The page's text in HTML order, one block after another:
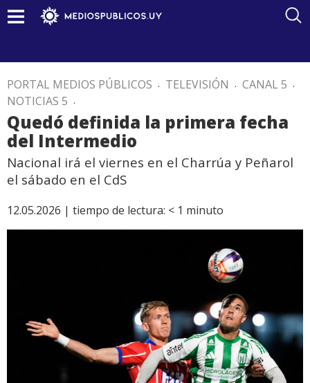
PORTAL MEDIOS PÚBLICOS . TELEVISIÓN . CANAL 5 .
NOTICIAS 5 .
Quedó definida la primera fecha
del Intermedio
Nacional irá el viernes en el Charrúa y Peñarol
el sábado en el CdS
12.05.2026 | tiempo de lectura: < 1 minuto